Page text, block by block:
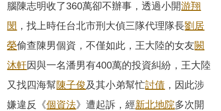
腦陳志明收了360萬卻不辦事，透過小開游翔
閔 ，找上時任台北市刑大偵三隊代理隊長劉居
榮偷查陳男個資，不僅如此，王大陸的女友闕
沐軒因與一名潘男有400萬的投資糾紛，王大陸
又找四海幫陳子俊及其小弟幫忙討債 ，因此涉
嫌違反《個資法》遭起訴，經新北地院多次開